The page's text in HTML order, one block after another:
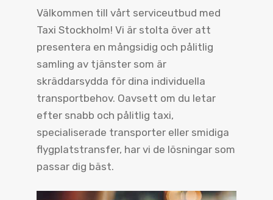
Välkommen till vårt serviceutbud med
Taxi Stockholm! Vi är stolta över att
presentera en mångsidig och pålitlig
samling av tjänster som är
skräddarsydda för dina individuella
transportbehov. Oavsett om du letar
efter snabb och pålitlig taxi,
specialiserade transporter eller smidiga
flygplatstransfer, har vi de lösningar som
passar dig bäst.